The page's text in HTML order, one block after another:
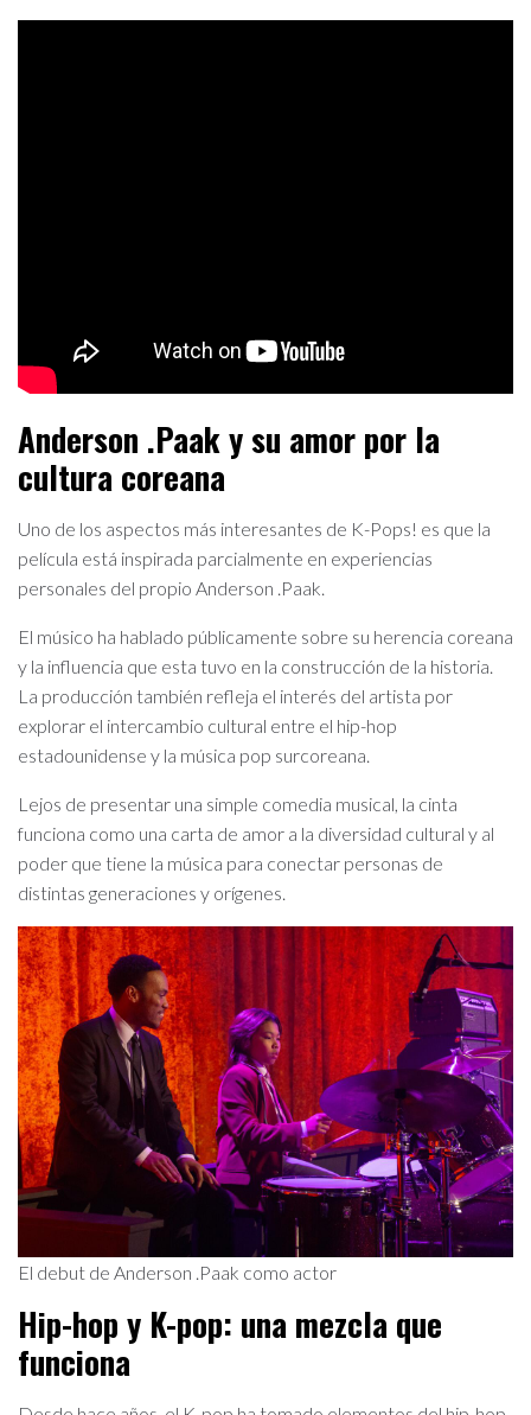
Anderson .Paak y su amor por la
cultura coreana
Uno de los aspectos más interesantes de K-Pops! es que la
película está inspirada parcialmente en experiencias
personales del propio Anderson .Paak.
El músico ha hablado públicamente sobre su herencia coreana
y la influencia que esta tuvo en la construcción de la historia.
La producción también refleja el interés del artista por
explorar el intercambio cultural entre el hip-hop
estadounidense y la música pop surcoreana.
Lejos de presentar una simple comedia musical, la cinta
funciona como una carta de amor a la diversidad cultural y al
poder que tiene la música para conectar personas de
distintas generaciones y orígenes.
El debut de Anderson .Paak como actor
Hip-hop y K-pop: una mezcla que
funciona